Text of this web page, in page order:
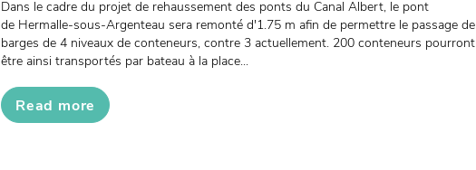
Dans le cadre du projet de rehaussement des ponts du Canal Albert, le pont
de Hermalle-sous-Argenteau sera remonté d'1.75 m afin de permettre le passage de
barges de 4 niveaux de conteneurs, contre 3 actuellement. 200 conteneurs pourront
être ainsi transportés par bateau à la place...
Read more